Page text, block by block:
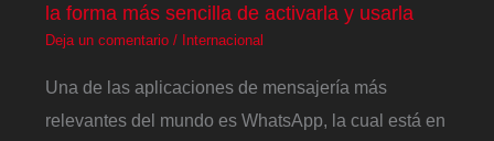
la forma más sencilla de activarla y usarla
Deja un comentario / Internacional
Una de las aplicaciones de mensajería más
relevantes del mundo es WhatsApp, la cual está en